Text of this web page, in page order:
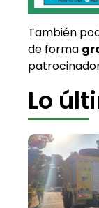
También
de forma
Lo